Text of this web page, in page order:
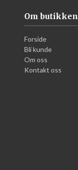
Om butikken
Forside
Bli kunde
Om oss
Kontakt oss